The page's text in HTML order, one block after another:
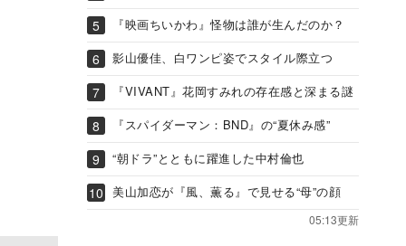
『映画ちいかわ』怪物は誰が生んだのか？
影山優佳、白ワンピ姿でスタイル際立つ
『VIVANT』花岡すみれの存在感と深まる謎
『スパイダーマン：BND』の“夏休み感”
“朝ドラ”とともに躍進した中村倫也
美山加恋が『風、薫る』で見せる“母”の顔
05:13更新